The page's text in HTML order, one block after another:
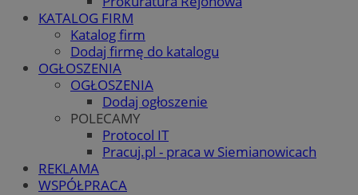
KATALOG FIRM
Katalog firm
Dodaj firmę do katalogu
OGŁOSZENIA
OGŁOSZENIA
Dodaj ogłoszenie
POLECAMY
Protocol IT
Pracuj.pl - praca w Siemianowicach
REKLAMA
WSPÓŁPRACA